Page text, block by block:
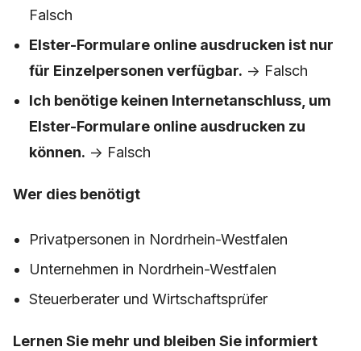
Falsch
Elster-Formulare online ausdrucken ist nur
für Einzelpersonen verfügbar. -> Falsch
Ich benötige keinen Internetanschluss, um
Elster-Formulare online ausdrucken zu
können. -> Falsch
Wer dies benötigt
Privatpersonen in Nordrhein-Westfalen
Unternehmen in Nordrhein-Westfalen
Steuerberater und Wirtschaftsprüfer
Lernen Sie mehr und bleiben Sie informiert